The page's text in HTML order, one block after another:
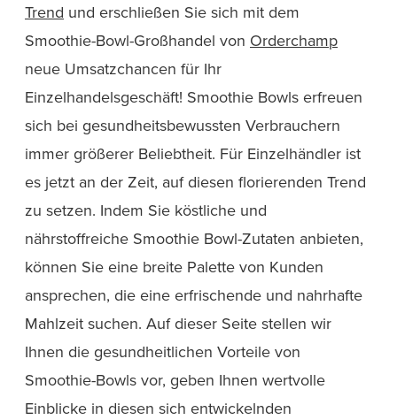
Trend und erschließen Sie sich mit dem
Smoothie-Bowl-Großhandel von Orderchamp
neue Umsatzchancen für Ihr
Einzelhandelsgeschäft! Smoothie Bowls erfreuen
sich bei gesundheitsbewussten Verbrauchern
immer größerer Beliebtheit. Für Einzelhändler ist
es jetzt an der Zeit, auf diesen florierenden Trend
zu setzen. Indem Sie köstliche und
nährstoffreiche Smoothie Bowl-Zutaten anbieten,
können Sie eine breite Palette von Kunden
ansprechen, die eine erfrischende und nahrhafte
Mahlzeit suchen. Auf dieser Seite stellen wir
Ihnen die gesundheitlichen Vorteile von
Smoothie-Bowls vor, geben Ihnen wertvolle
Einblicke in diesen sich entwickelnden